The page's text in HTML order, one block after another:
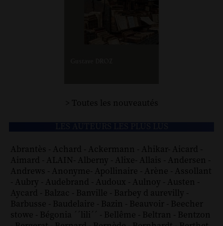
> Toutes les nouveautés
Abrantès - Achard - Ackermann - Ahikar- Aicard -
Aimard - ALAIN- Alberny - Alixe- Allais - Andersen -
Andrews - Anonyme- Apollinaire - Arène - Assollant
- Aubry - Audebrand - Audoux - Aulnoy - Austen -
Aycard - Balzac - Banville - Barbey d aurevilly -
Barbusse - Baudelaire - Bazin - Beauvoir - Beecher
stowe - Bégonia ´´lili´´ - Bellême - Beltran - Bentzon